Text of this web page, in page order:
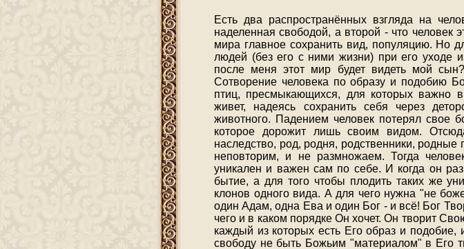
Есть два распространённых взгляда на
наделенная свободой, а второй - что человек
мира главное сохранить вид, популяцию. Но
людей (без его с ними жизни) при его уходе
после меня этот мир будет видеть мой
Сотворение человека по образу и подобию
птиц, пресмыкающихся, для которых важно
живет, надеясь сохранить себя через
животного. Падением человек потерял свое
которое дорожит лишь своим видом.
наследство, род, родня, родственники,
неповторим, и не размножаем. Тогда
уникален и важен сам по себе. И когда он
бытие, а для того чтобы плодить таких же
клонов одного вида. А для чего нужна "не
один Адам, одна Ева и один Бог - и всё! Бог
чего и в каком порядке Он хочет. Он творит
каждый из которых есть Его образ и
свободу не быть Божьим "материалом" в Его